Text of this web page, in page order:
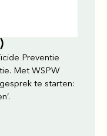
Preventie
Met WSPW
te starten: